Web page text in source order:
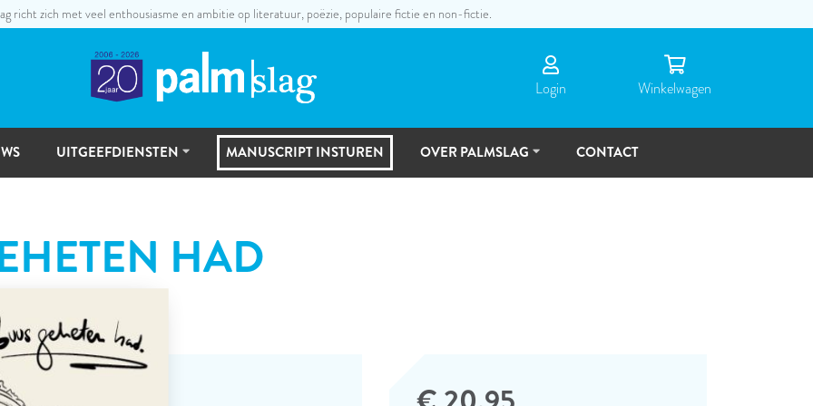
richt zich met veel enthousiasme en ambitie op literatuur, poëzie, populaire fictie en non-fictie.
Login Winkel­wagen
UITGEEFDIENSTEN
MANUSCRIPTSELECTIE
MANUSCRIPT INSTUREN OVER PALMSLAG CONTACT
HAD